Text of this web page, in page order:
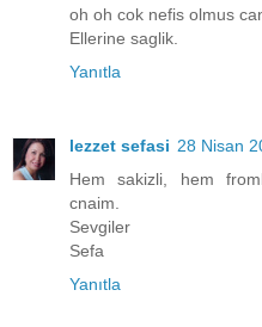
oh oh cok nefis olmus
Ellerine saglik.
Yanıtla
lezzet sefasi 28 Nisan
Hem sakizli, hem
cnaim.
Sevgiler
Sefa
Yanıtla